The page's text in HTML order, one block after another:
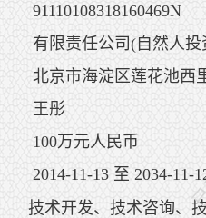
91110108318160469N
有限责任公司(自然人
北京市海淀区莲花池西
王彤
100万元人民币
2014-11-13 至 2034-11-
技术开发、技术咨询、